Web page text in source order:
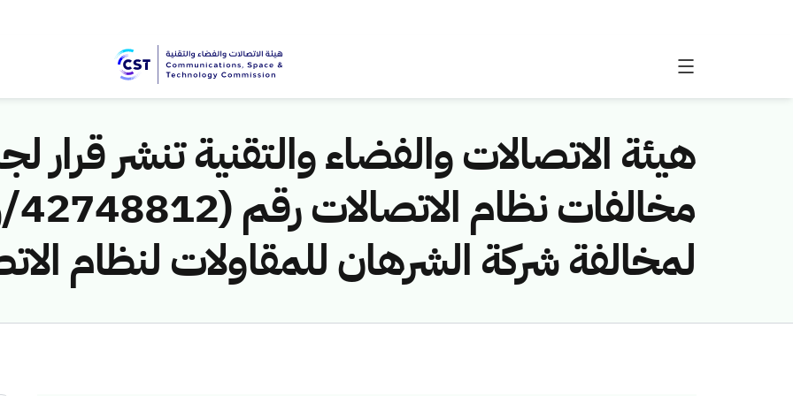
هيئة الاتصالات والفضاء والتقنية تنشر قرار
لمخالفة شركة الشرهان للمقاولات لنظام